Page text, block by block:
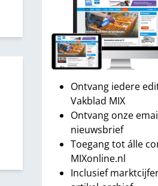
Ontvang iedere
Vakblad MIX
Ontvang onze
nieuwsbrief
Toegang tot álle
MIXonline.nl
Inclusief